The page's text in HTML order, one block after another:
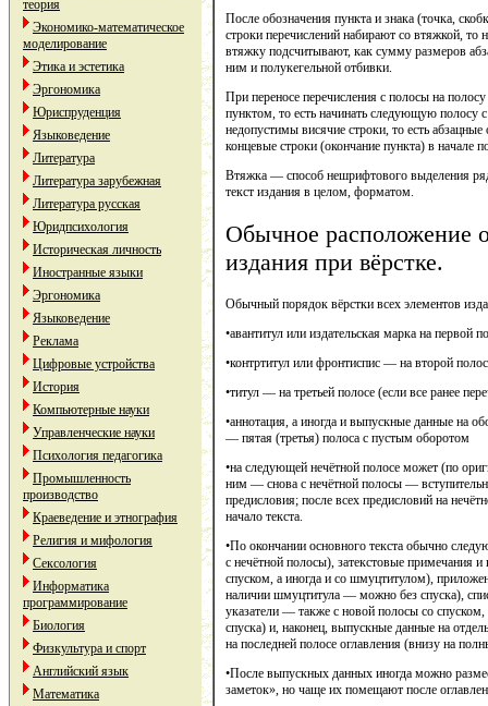
теория
Экономико-математическое
моделирование
Этика и эстетика
Эргономика
Юриспруденция
Языковедение
Литература
Литература зарубежная
Литература русская
Юридпсихология
Историческая личность
Иностранные языки
Эргономика
Языковедение
Реклама
Цифровые устройства
История
Компьютерные науки
Управленческие науки
Психология педагогика
Промышленность
производство
Краеведение и этнография
Религия и мифология
Сексология
Информатика
программирование
Биология
Физкультура и спорт
Английский язык
Математика
После обозначения пункта и знака (точка,
строки перечислений набирают со втяжкой, то
втяжку подсчитывают, как сумму размеров
ним и полукегельной отбивки.
При переносе перечисления с полосы на
пунктом, то есть начинать следующую полосу
недопустимы висячие строки, то есть
концевые строки (окончание пункта) в начале
Втяжка — способ нешрифтового выделения
текст издания в целом, форматом.
Обычное расположение
издания при вёрстке.
Обычный порядок вёрстки всех элементов
•авантитул или издательская марка на первой
•контртитул или фронтиспис — на второй
•титул — на третьей полосе (если все ранее
•аннотация, а иногда и выпускные данные на
— пятая (третья) полоса с пустым оборотом
•на следующей нечётной полосе может (по
ним — снова с нечётной полосы —
предисловия; после всех предисловий на
начало текста.
•По окончании основного текста обычно
с нечётной полосы), затекстовые примечания
спуском, а иногда и со шмуцтитулом),
наличии шмуцтитула — можно без спуска),
указатели — также с новой полосы со
спуска) и, наконец, выпускные данные на
на последней полосе оглавления (внизу на
•После выпускных данных иногда можно
заметок», но чаще их помещают после